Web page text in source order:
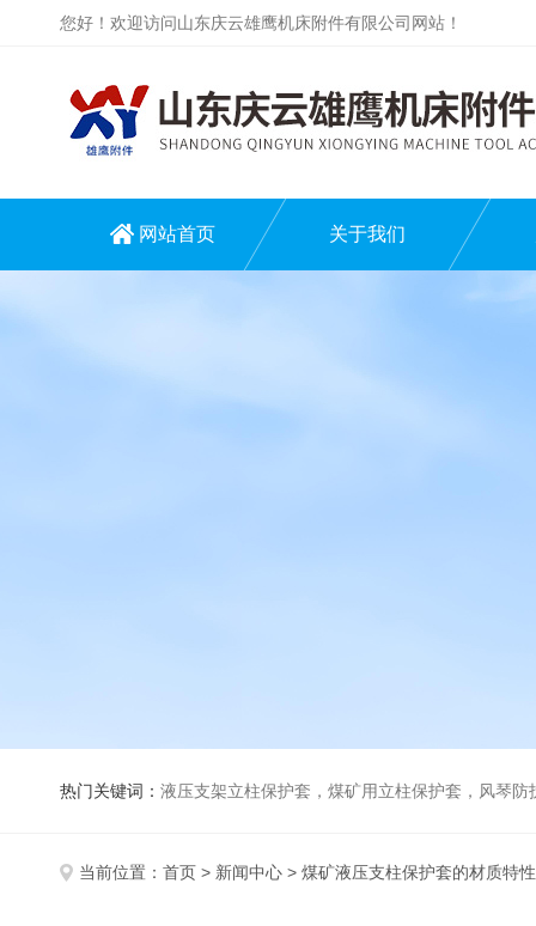
您好！欢迎访问山东庆云雄鹰机床附件有限公司网站！
网站首页 关于我们
热门关键词： 液压支架立柱保护套，煤矿用立柱保护套，风琴
当前位置： 首页 > 新闻中心 > 煤矿液压支柱保护套的材质特